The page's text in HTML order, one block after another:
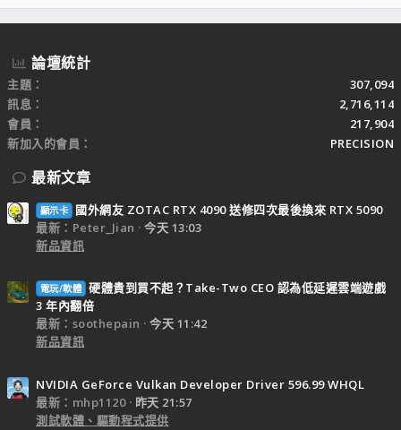
S
論壇統計
主題
307,094
訊息
2,716,114
會員
217,904
新加入的會員
PRECISION
最新文章
顯示卡
國外網友 ZOTAC RTX 4090 送修四次最後換來 RTX 5090
最新：Peter_Jian
今天 13:03
新品資訊
電玩/軟體 硬體貴到買不起？Take-Two CEO 認為低延遲雲端遊戲
3 年內翻倍
最新：soothepain
今天 11:42
新品資訊
NVIDIA GeForce Vulkan Developer Driver 596.99 WHQL
最新：mhp1120
昨天 21:57
測試軟體、驅動程式提供